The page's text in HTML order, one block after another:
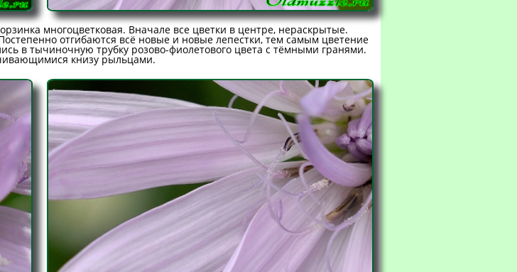
многоцветковая. Вначале все цветки в центре, нераскрытые.
отгибаются всё новые и новые лепестки, тем самым цветение
в тычиночную трубку розово-фиолетового цвета с тёмными гранями.
книзу рыльцами.